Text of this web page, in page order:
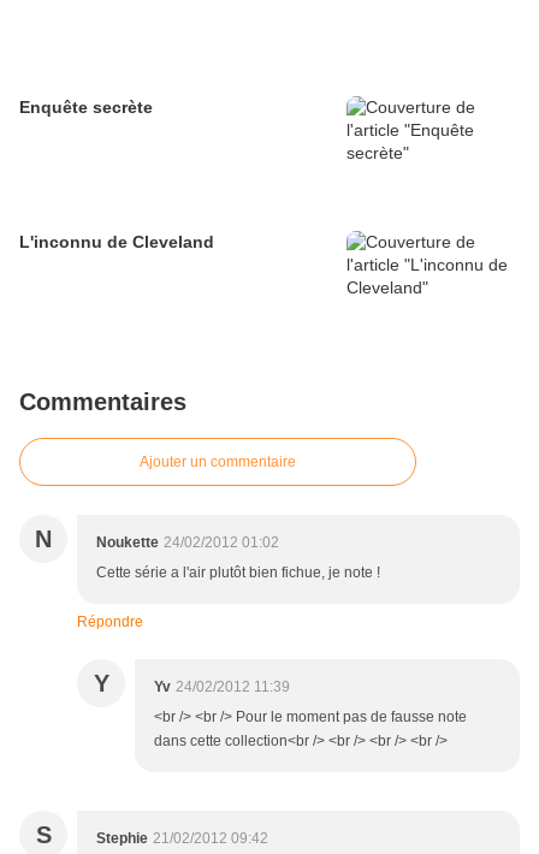
Enquête secrète
L'inconnu de Cleveland
Commentaires
Ajouter un commentaire
N Noukette 24/02/2012 01:02
Cette série a l'air plutôt bien fichue, je note !
Répondre
Y Yv 24/02/2012 11:39
<br /> <br /> Pour le moment pas de fausse note
dans cette collection<br /> <br /> <br /> <br />
S Stephie 21/02/2012 09:42